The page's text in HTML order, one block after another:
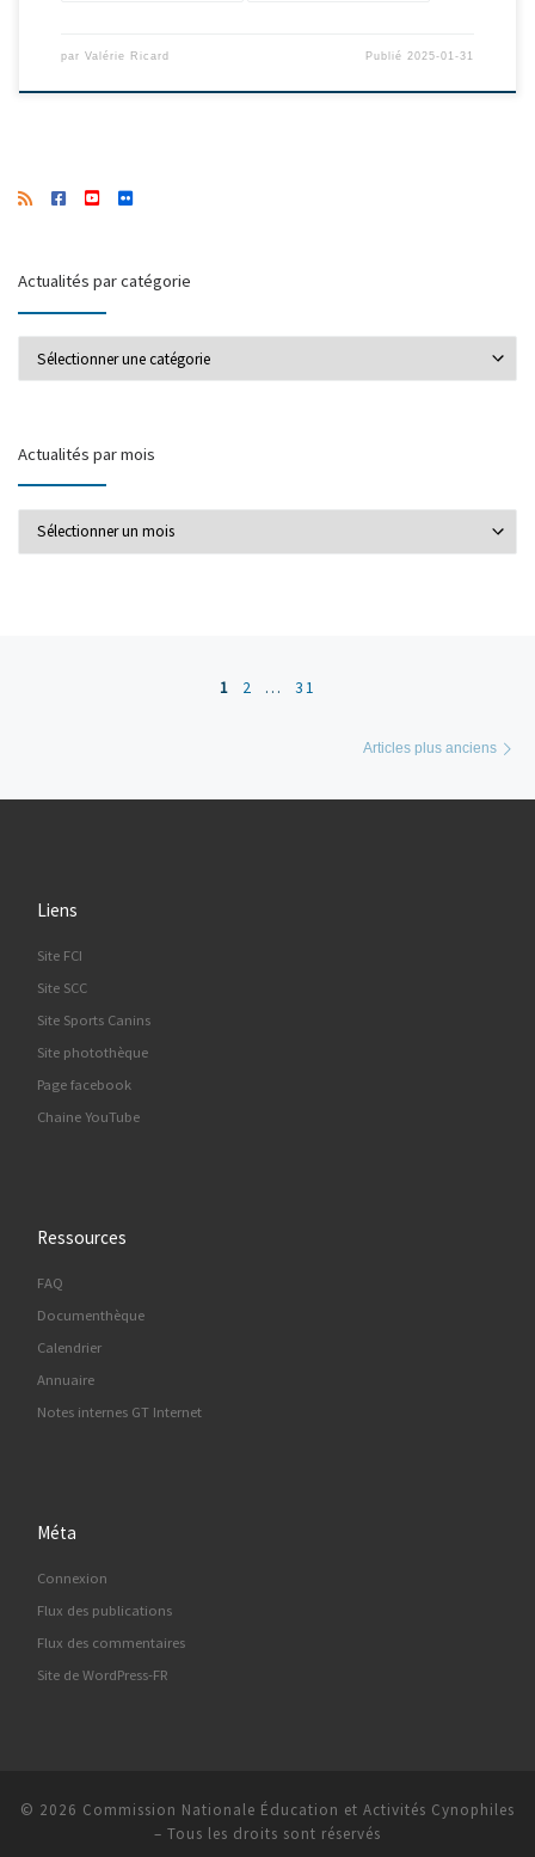
par Valérie Ricard Publié 2025-01-31
Actualités par catégorie
Actualités par mois
Posts navigation
1 2 … 31
Articles plus anciens
Liens
Site FCI
Site SCC
Site Sports Canins
Site photothèque
Page facebook
Chaine YouTube
Ressources
FAQ
Documenthèque
Calendrier
Annuaire
Notes internes GT Internet
Méta
Connexion
Flux des publications
Flux des commentaires
Site de WordPress-FR
© 2026 Commission Nationale Éducation et Activités Cynophiles
– Tous les droits sont réservés